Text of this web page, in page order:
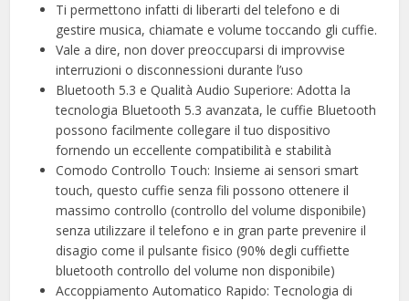
Ti permettono infatti di liberarti del telefono e di
gestire musica, chiamate e volume toccando gli cuffie.
Vale a dire, non dover preoccuparsi di improvvise
interruzioni o disconnessioni durante l’uso
Bluetooth 5.3 e Qualità Audio Superiore: Adotta la
tecnologia Bluetooth 5.3 avanzata, le cuffie Bluetooth
possono facilmente collegare il tuo dispositivo
fornendo un eccellente compatibilità e stabilità
Comodo Controllo Touch: Insieme ai sensori smart
touch, questo cuffie senza fili possono ottenere il
massimo controllo (controllo del volume disponibile)
senza utilizzare il telefono e in gran parte prevenire il
disagio come il pulsante fisico (90% degli cuffiette
bluetooth controllo del volume non disponibile)
Accoppiamento Automatico Rapido: Tecnologia di